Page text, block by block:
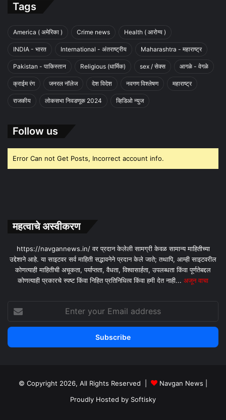
Tags
America ( अमेरिका ) Crime news Health ( आरोग्य )
INDIA - भारत International - अंतराष्ट्रीय Maharashtra - महाराष्ट्र
Pakistan - पाकिस्तान Religious (धार्मिक) sex / सेक्स आगळे - वेगळे
क्राईम रंग जनरल नॉलेज देश विदेश नवगण विश्लेषण महाराष्ट्र
राजकीय लोकसभा निवडणूक 2024 व्हिडिओ न्युज
Follow us
Error Can not Get Posts, Incorrect account info.
महत्वाचे अस्वीकरण
https://navgannews.in/ वर प्रदान केलेली सामग्री केवळ सामान्य माहितीच्या
उद्देशाने आहे. या साइटवर सर्व माहिती सद्भावनेने प्रदान केले जाते; तथापि, आम्ही साइटवरील
कोणत्याही माहितीची अचूकता, पर्याप्तता, वैधता, विश्वासार्हता, उपलब्धता किंवा पूर्णतेबद्दल
कोणत्याही प्रकारचे स्पष्ट किंवा निहित प्रतिनिधित्व किंवा हमी देत ​​नाही... अजून वाचा
your
Email
© Copyright 2026, All Rights Reserved | Navgan News
Proudly Hosted by Softisky